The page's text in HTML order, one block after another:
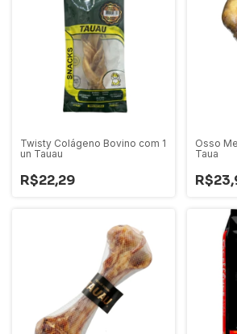
Twisty Colágeno Bovino com 1
un Tauau
R$22,29
Osso
Taua